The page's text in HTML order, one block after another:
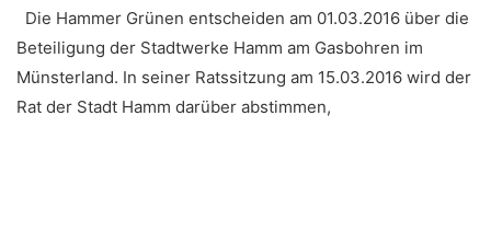
Die Hammer Grünen entscheiden am 01.03.2016 über die
Beteiligung der Stadtwerke Hamm am Gasbohren im
Münsterland. In seiner Ratssitzung am 15.03.2016 wird der
Rat der Stadt Hamm darüber abstimmen,